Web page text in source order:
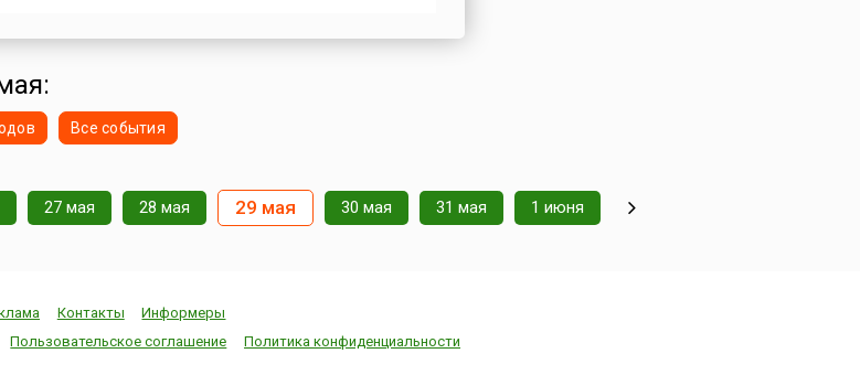
ещё на го...
Все события
27 мая 28 мая 29 мая 30 мая 31 мая 1 июня
Контакты
Информеры
Пользовательское соглашение Политика конфиденциальности